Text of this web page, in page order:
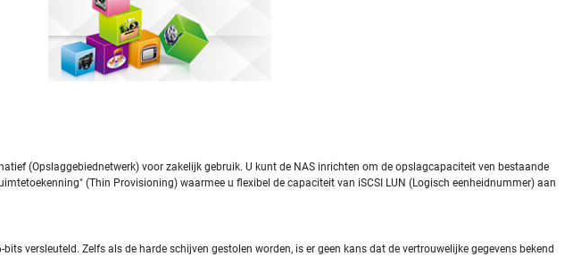
(Opslaggebiednetwerk) voor zakelijk gebruik. U kunt de NAS inrichten om de opslagcapaciteit ven bestaande
(Thin Provisioning) waarmee u flexibel de capaciteit van iSCSI LUN (Logisch eenheidnummer) aan
versleuteld. Zelfs als de harde schijven gestolen worden, is er geen kans dat de vertrouwelijke gegevens bekend